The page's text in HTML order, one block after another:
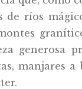
ríos
generosa
manjares a